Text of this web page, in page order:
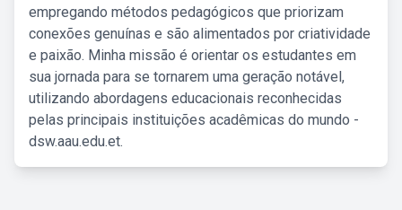
empregando métodos pedagógicos que priorizam
conexões genuínas e são alimentados por criatividade
e paixão. Minha missão é orientar os estudantes em
sua jornada para se tornarem uma geração notável,
utilizando abordagens educacionais reconhecidas
pelas principais instituições acadêmicas do mundo -
dsw.aau.edu.et.